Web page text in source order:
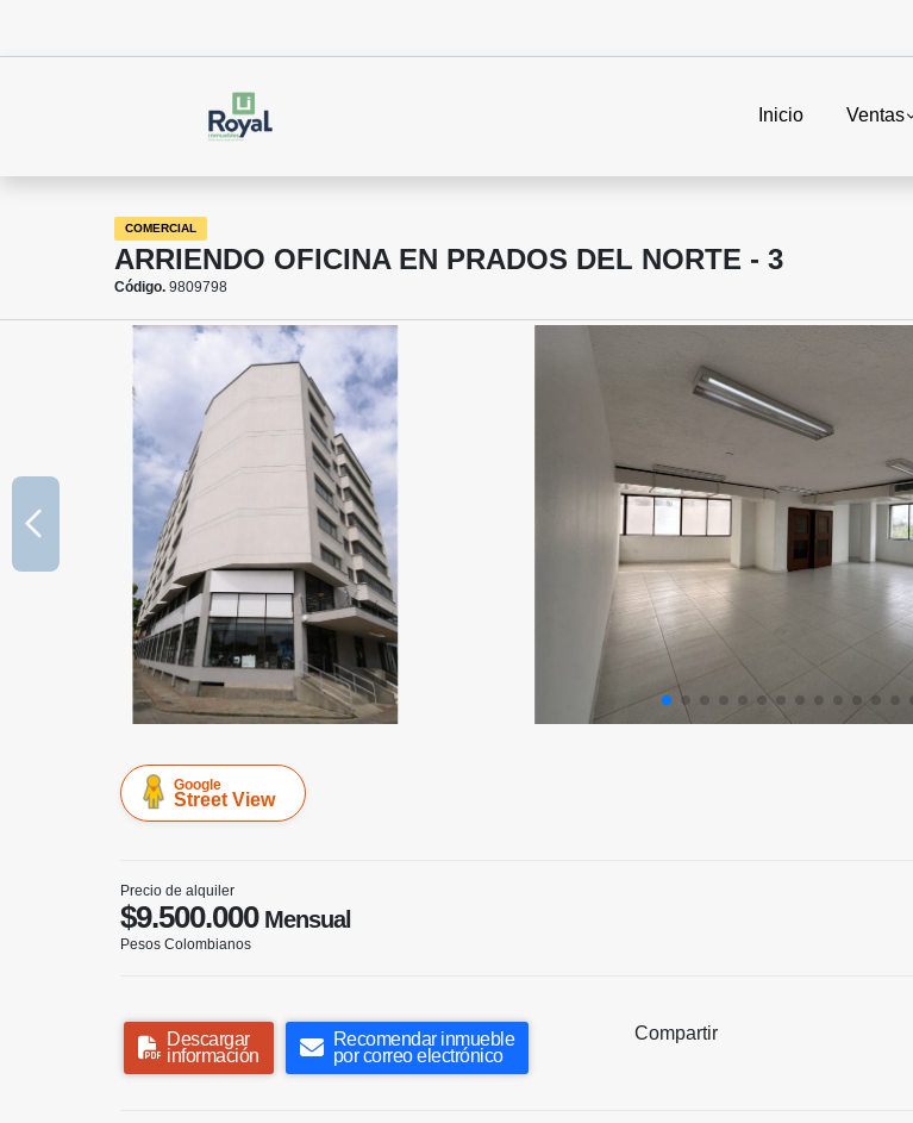
Inicio Ventas
COMERCIAL
ARRIENDO OFICINA EN PRADOS DEL NORTE - 3
Código. 9809798
Google
Street View
Precio de alquiler
$9.500.000Mensual
Pesos Colombianos
Descargar
información
Recomendar inmueble
por correo electrónico
Compartir